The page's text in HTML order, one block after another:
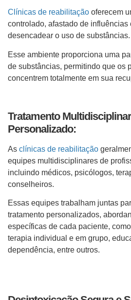
Clínicas de reabilitação oferecem
controlado, afastado de influências
desencadear o uso de substâncias.
Esse ambiente proporciona uma
de substâncias, permitindo que os
concentrem totalmente em sua
Tratamento
Personalizado:
As clínicas de reabilitação
equipes multidisciplinares de
incluindo médicos, psicólogos,
conselheiros.
Essas equipes trabalham juntas
tratamento personalizados,
específicas de cada paciente,
terapia individual e em grupo,
dependência, entre outros.